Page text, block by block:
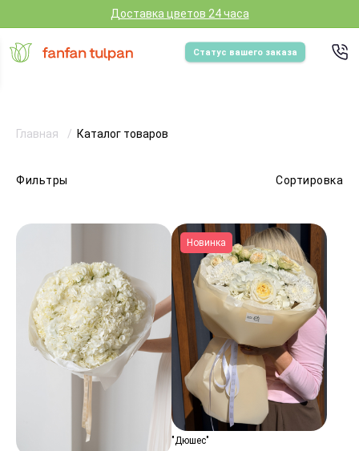
Доставка цветов 24 часа
Статус вашего заказа
Фильтры Сортировка
Главная Каталог товаров
Новинка
"Дюшес"